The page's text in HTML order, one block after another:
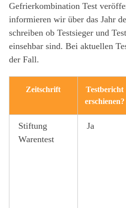
Gefrierkombination Test
informieren wir über das Jahr
schreiben ob Testsieger und
einsehbar sind. Bei aktuellen
der Fall.
Zeitschrift
Testbericht
erschienen?
Stiftung
Warentest
Ja